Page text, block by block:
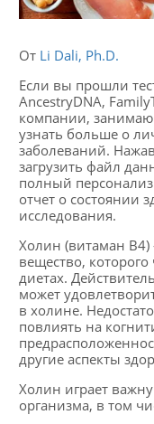
От Li Dali, Ph.D.
Если вы прошли
AncestryDNA,
компании,
узнать больше о
заболеваний.
загрузить файл
полный
отчет о состоянии
исследования.
Холин (витаман
вещество, которого
диетах.
может
в холине.
повлиять на
другие аспекты
Холин играет
организма, в том